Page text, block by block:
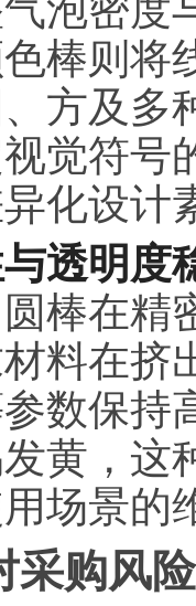
泡密度
棒则将
方及多
觉符号
化设计
透明度
棒在精
料在挤
数保持
黄，这
场景的
采购风